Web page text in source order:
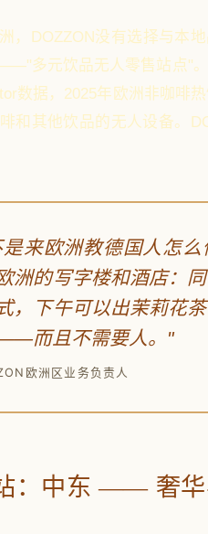
，DOZZON没有选择与本
多元饮品无人零售站点"
数据，2025年欧洲非咖啡
和其他饮品的无人设备。
是来欧洲教德国人怎
洲的写字楼和酒店：
，下午可以出茉莉花
而且不需要人。"
欧洲区业务负责人
：中东 —— 奢华